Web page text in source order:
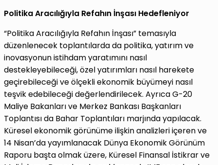
Politika Aracılığıyla Refahın İnşası Hedefleniyor
“Politika Aracılığıyla Refahın İnşası” temasıyla
düzenlenecek toplantılarda da politika, yatırım ve
inovasyonun istihdam yaratımını nasıl
destekleyebileceği, özel yatırımları nasıl harekete
geçirebileceği ve ölçekli ekonomik büyümeyi nasıl
teşvik edebileceği değerlendirilecek. Ayrıca G-20
Maliye Bakanları ve Merkez Bankası Başkanları
Toplantısı da Bahar Toplantıları marjında yapılacak.
Küresel ekonomik görünüme ilişkin analizleri içeren ve
14 Nisan’da yayımlanacak Dünya Ekonomik Görünüm
Raporu başta olmak üzere, Küresel Finansal İstikrar ve